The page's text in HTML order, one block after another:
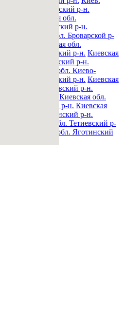
обл. Барышевский р-н.
Киевская обл.
обл. Бориспольский р-н.
Киевская обл. Броварской р-
Киевская обл.
обл. Вышгородский р-н. Киевская
обл. Иванковский р-н.
Киевская обл. Киево-
обл. Макаровский р-н. Киевская
обл. Обуховский р-н.
Киевская обл.
Ракитнянский р-н. Киевская
обл. Ставищенский р-н.
Киевская обл. Тетиевский р-
Киевская обл. Яготинский